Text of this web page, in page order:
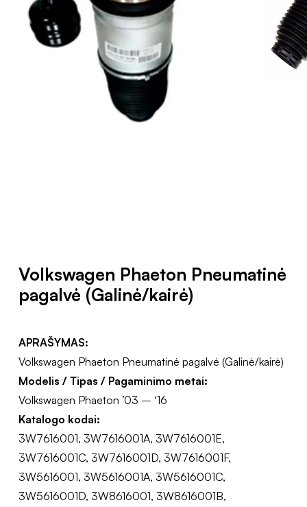
Volkswagen Phaeton Pneumatinė
pagalvė (Galinė/kairė)
APRAŠYMAS:
Volkswagen Phaeton Pneumatinė pagalvė (Galinė/kairė)
Modelis / Tipas / Pagaminimo metai:
Volkswagen Phaeton ’03 – ‘16
Katalogo kodai:
3W7616001, 3W7616001A, 3W7616001E,
3W7616001C, 3W7616001D, 3W7616001F,
3W5616001, 3W5616001A, 3W5616001C,
3W5616001D, 3W8616001, 3W8616001B,